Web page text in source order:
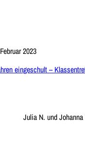
2023
eingeschult –
Julia N. und